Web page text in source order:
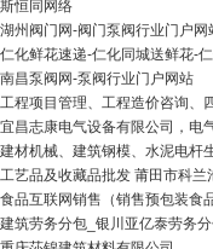
斯恒同网络
湖州阀门网-阀门泵阀行业门户网
仁化鲜花速递-仁化同城送鲜花-
南昌泵阀网-泵阀行业门户网站
工程项目管理、工程造价咨询、
宜昌志康电气设备有限公司，电
建材机械、建筑钢模、水泥电杆
工艺品及收藏品批发 莆田市科兰
食品互联网销售（销售预包装食
建筑劳务分包_银川亚亿泰劳务